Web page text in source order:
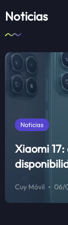
Noticias
Noticias
Xiaomi
Cuy Móvil 06/